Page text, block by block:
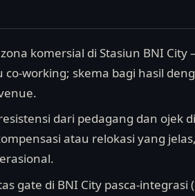
komersial di Stasiun BNI
working; skema bagi hasil
dari pedagang dan ojek
atau relokasi yang
gate di BNI City pasca-integrasi